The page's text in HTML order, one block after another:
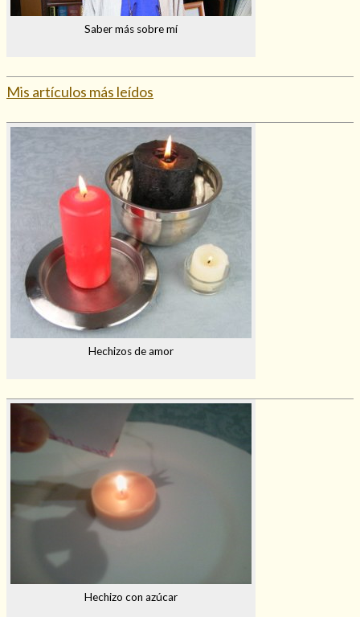
Mi rincón
¿Qué es el tarot?
Saber más sobre mí
Mis artículos más leídos
Hechizos de amor
Hechizo con azúcar